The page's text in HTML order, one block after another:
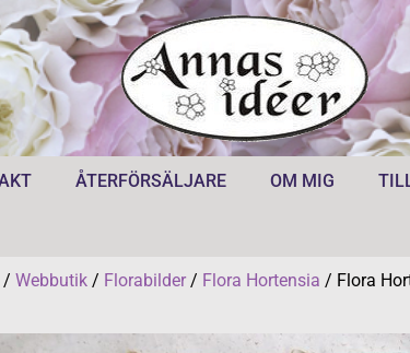
ÅTERFÖRSÄLJARE OM MIG
/ Webbutik/ Florabilder/ Flora Hortensia / Flora